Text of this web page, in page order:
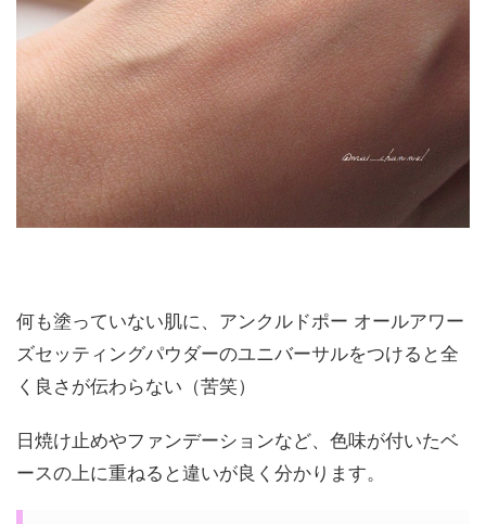
何も塗っていない肌に、アンクルドポー オールアワー
ズセッティングパウダーのユニバーサルをつけると全
く良さが伝わらない（苦笑）
日焼け止めやファンデーションなど、色味が付いたベ
ースの上に重ねると違いが良く分かります。